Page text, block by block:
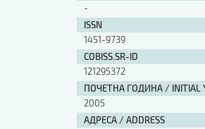
-
ISSN
1451-9739
COBISS.SR-ID
121295372
ПОЧЕТНА ГОДИНА / INITIAL
2005
АДРЕСА / ADDRESS